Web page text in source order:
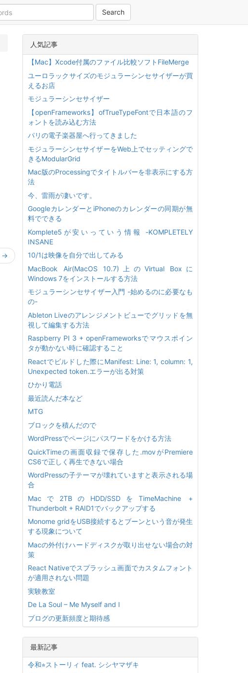
→
人気記事
【Mac】Xcode付属のファイル比較ソフトFileMerge
ユーロラックサイズのモジュラーシンセサイザーが買
えるお店
モジュラーシンセサイザー
【openFrameworks】ofTrueTypeFontで日本語のフ
ォントを読み込む方法
パリの電子楽器屋へ行ってきました
モジュラーシンセサイザーをWeb上でセッティングで
きるModularGrid
Mac版のProcessingでタイトルバーを非表示にする方
法
今、雷雨が凄いです。
GoogleカレンダーとiPhoneのカレンダーの同期が無
料でできる
Komplete5が安いっていう情報 -KOMPLETELY
INSANE
10/1は映像を自分で出してみる
MacBook Air(MacOS 10.7)上のVirtual Boxに
Windows 7をインストールする方法
モジュラーシンセサイザー入門 -始めるのに必要なも
の-
Ableton Liveのアレンジメントビューでグリッドを無
視して編集する方法
Raspberry PI 3 + openFrameworksでマウスポイン
タが動かない時に確認すること
Reactでビルドした際にManifest: Line: 1, column: 1,
Unexpected token.エラーが出る対策
ひかり電話
最近読んだ本など
MTG
ブロックを積んだので
WordPressでページにパスワードをかける方法
QuickTimeの画面収録で保存した.movがPremiere
CS6で正しく再生できない場合
WordPressの子テーマが壊れていますと表示される場
合
Macで2TBのHDD/SSDをTimeMachine +
Thunderbolt + RAID1でバックアップする
Monome gridをUSB接続するとブーンという音が発生
する現象について
Macの外付けハードディスクが取り出せない場合の対
策
React Nativeでスプラッシュ画面でカスタムフォント
が適用されない問題
実験教室
De La Soul – Me Myself and I
ブログの更新頻度と期待感
最新記事
令和⭐︎ストーリィ feat. シシヤマザキ